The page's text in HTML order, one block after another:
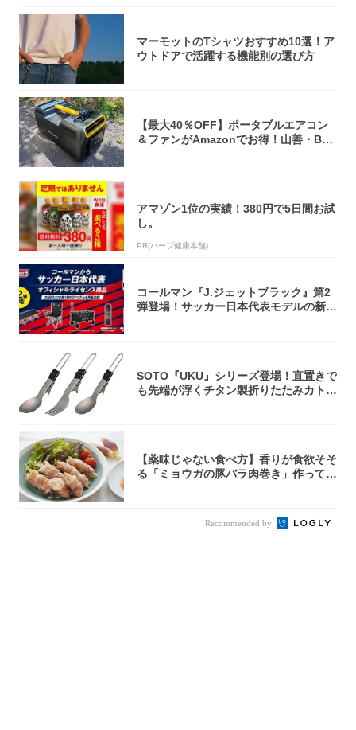
マーモットのTシャツおすすめ10選！ア
ウトドアで活躍する機能別の選び方
【最大40％OFF】ポータブルエアコン
＆ファンがAmazonでお得！山善・Bo
アマゾン1位の実績！380円で5日間お試
し。
PR(ハーブ健康本舗)
コールマン『J.ジェットブラック』第2
弾登場！サッカー日本代表モデルの新作
SOTO『UKU』シリーズ登場！直置きで
も先端が浮くチタン製折りたたみカトラ
【薬味じゃない食べ方】香りが食欲そそ
る「ミョウガの豚バラ肉巻き」作ってみ
Recommended by